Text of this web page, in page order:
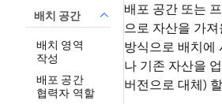
배치 공간
배치 영역
작성
배포 공간
협력자 역할
배포 공간 또는
으로 자산을 가
방식으로 배치에
나 기존 자산을
버전으로 대체)